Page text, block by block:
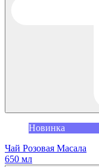
Новинка
Чай Розовая Масала
650 мл